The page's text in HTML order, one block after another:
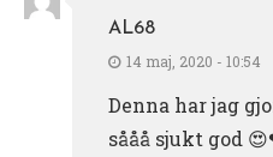
AL68
14 maj, 2020 - 10:54
Denna har jag
sååå sjukt god